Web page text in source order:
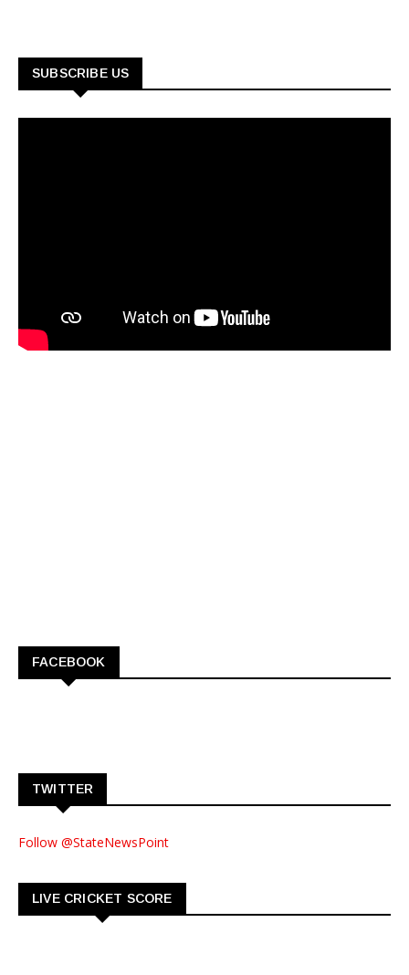
SUBSCRIBE US
FACEBOOK
TWITTER
Follow @StateNewsPoint
LIVE CRICKET SCORE